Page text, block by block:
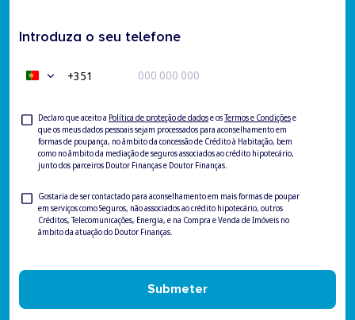
Introduza o seu telefone
Portugal+351
Privacy
Check
Declaro que aceito a Política de proteção de dadose osTermos e Condiçõese
que os meus dados pessoais sejam processados para aconselhamento em
formas de poupança, no âmbito da concessão de Crédito à Habitação, bem
como no âmbito da mediação de seguros associados ao crédito hipotecário,
junto dos parceiros Doutor Finanças e Doutor Finanças.
Privacy
Check
Gostaria de ser contactado para aconselhamento em mais formas de poupar
em serviços como Seguros, não associados ao crédito hipotecário, outros
Créditos, Telecomunicações, Energia, e na Compra e Venda de Imóveis no
âmbito da atuação do Doutor Finanças.
Submeter